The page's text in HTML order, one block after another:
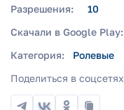
Разрешения:
10
Скачали в Google Play:
Категория:
Ролевые
Поделиться в соцсетях